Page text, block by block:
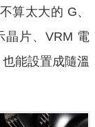
算太大的 G、
晶片、VRM 電
能設置成隨溫